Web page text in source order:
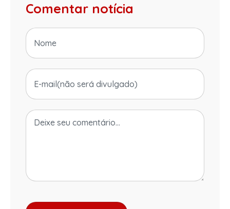
Comentar notícia